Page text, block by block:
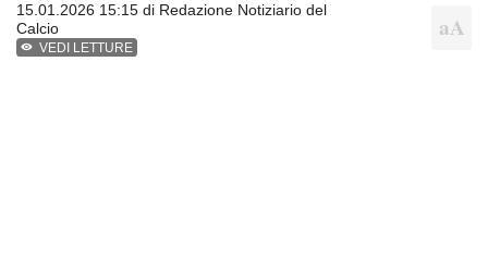
15.01.2026 15:15 di Redazione Notiziario del
Calcio
VEDI LETTURE